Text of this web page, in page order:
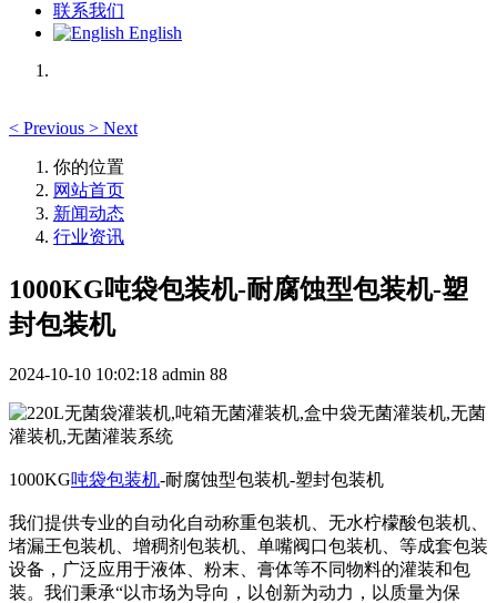
联系我们
English
< Previous > Next
你的位置
网站首页
新闻动态
行业资讯
1000KG吨袋包装机-耐腐蚀型包装机-塑
封包装机
2024-10-10 10:02:18 admin 88
1000KG吨袋包装机-耐腐蚀型包装机-塑封包装机
我们提供专业的自动化自动称重包装机、无水柠檬酸包装机、
堵漏王包装机、增稠剂包装机、单嘴阀口包装机、等成套包装
设备，广泛应用于液体、粉末、膏体等不同物料的灌装和包
装。我们秉承“以市场为导向，以创新为动力，以质量为保